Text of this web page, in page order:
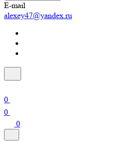
E-mail
alexey47@yandex.ru
0
0
0